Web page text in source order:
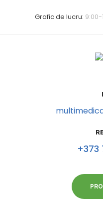
Grafic de lucru: 9:00-
+373